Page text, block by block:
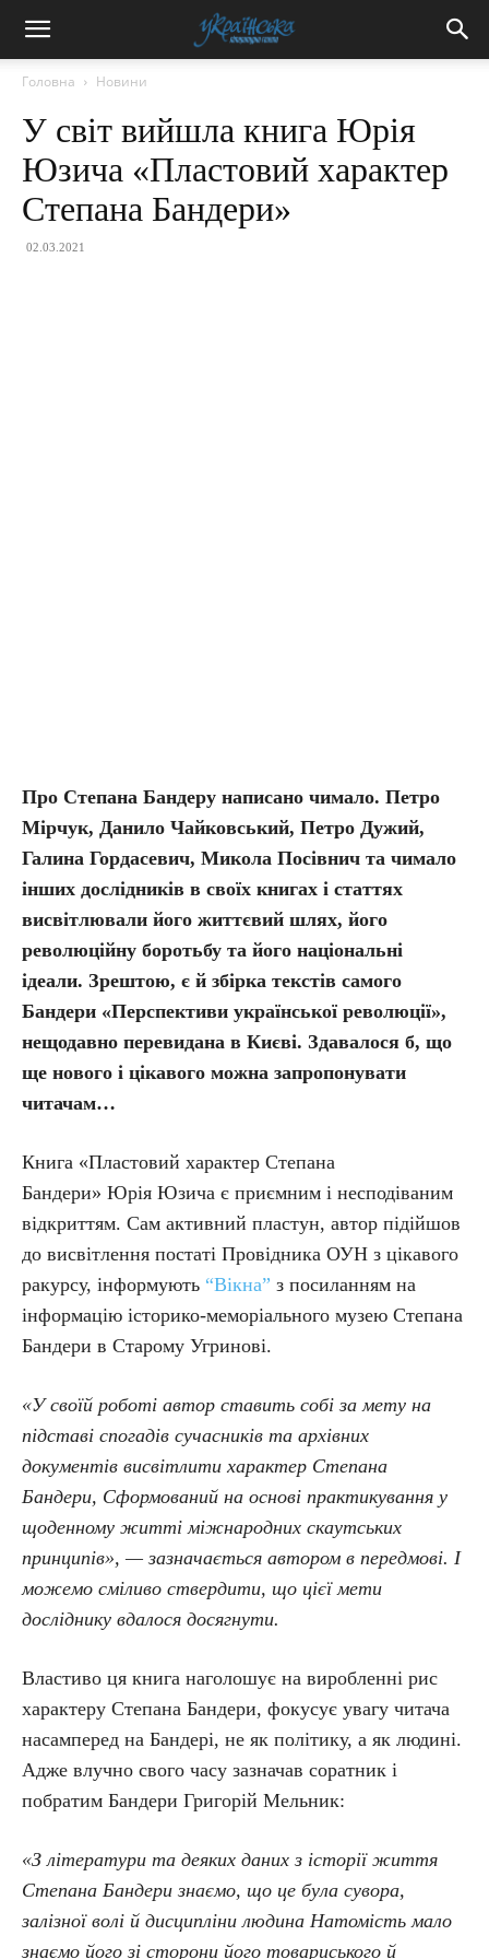
Головна Новини
У світ вийшла книга Юрія
Юзича «Пластовий характер
Степана Бандери»
02.03.2021
Про Степана Бандеру написано чимало. Петро
Мірчук, Данило Чайковський, Петро Дужий,
Галина Гордасевич, Микола Посівнич та чимало
інших дослідників в своїх книгах і статтях
висвітлювали його життєвий шлях, його
революційну боротьбу та його національні
ідеали. Зрештою, є й збірка текстів самого
Бандери «Перспективи української революції»,
нещодавно перевидана в Києві. Здавалося б, що
ще нового і цікавого можна запропонувати
читачам…
Книга «Пластовий характер Степана
Бандери» Юрія Юзича є приємним і несподіваним
відкриттям. Сам активний пластун, автор підійшов
до висвітлення постаті Провідника ОУН з цікавого
ракурсу, інформують “Вікна” з посиланням на
інформацію історико-меморіального музею Степана
Бандери в Старому Угринові.
«У своїй роботі автор ставить собі за мету на
підставі спогадів сучасників та архівних
документів висвітлити характер Степана
Бандери, Сформований на основі практикування у
щоденному житті міжнародних скаутських
принципів», — зазначається автором в передмові. І
можемо сміливо ствердити, що цієї мети
досліднику вдалося досягнути.
Властиво ця книга наголошує на виробленні рис
характеру Степана Бандери, фокусує увагу читача
насамперед на Бандері, не як політику, а як людині.
Адже влучно свого часу зазначав соратник і
побратим Бандери Григорій Мельник:
«З літератури та деяких даних з історії життя
Степана Бандери знаємо, що це була сувора,
залізної волі й дисципліни людина Натомість мало
знаємо його зі сторони його товариського й